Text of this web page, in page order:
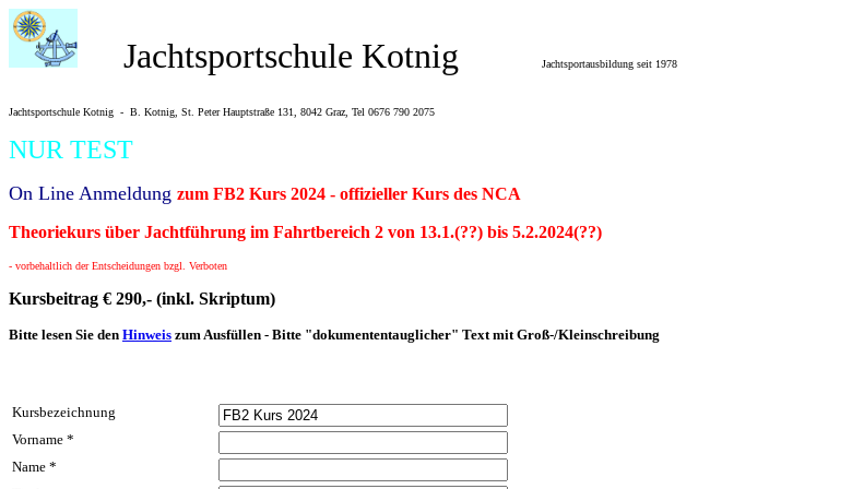
Jachtsportschule Kotnig Jachtsportausbildung seit 1978
Jachtsportschule Kotnig - B. Kotnig, St. Peter Hauptstraße 131, 8042 Graz, Tel 0676 790 2075
NUR TEST
On Line Anmeldung zum FB2 Kurs 2024 - offizieller Kurs des NCA
Theoriekurs über Jachtführung im Fahrtbereich 2 von 13.1.(??) bis 5.2.2024(??)
- vorbehaltlich der Entscheidungen bzgl. Verboten
Kursbeitrag € 290,- (inkl. Skriptum)
Bitte lesen Sie den Hinweis zum Ausfüllen - Bitte "dokumententauglicher" Text mit Groß-/Kleinschreibung
Kursbezeichnung
Vorname *
Name *